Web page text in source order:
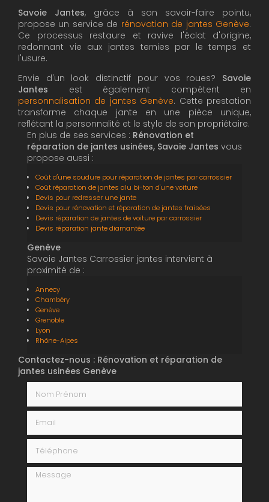
Savoie Jantes, grâce à son savoir-faire pointu,
propose un service de rénovation de jantes Genève.
Ce processus restaure et ravive l'éclat d'origine,
redonnant vie aux jantes ternies par le temps et
l'usure.
Envie d'un look distinctif pour vos roues? Savoie
Jantes est également compétent en
personnalisation de jantes Genève. Cette prestation
transforme chaque jante en une pièce unique,
reflétant la personnalité et le style de son propriétaire.
En plus de ses services : Rénovation et
réparation de jantes usinées, Savoie Jantes vous
propose aussi :
Coût d'une soudure pour réparation de jantes par carrossier
Coût réparation de jantes alu bi-ton d'une voiture
Devis pour redresser une jante
Devis pour rénovation et réparation de jantes fraisées
Devis réparation de jantes de voiture par carrossier
Devis réparation jante diamantée
Genève
Savoie Jantes Carrossier jantes intervient à
proximité de :
Annecy
Chambéry
Genève
Grenoble
Lyon
Rhône-Alpes
Contactez-nous : Rénovation et réparation de
jantes usinées Genève
Message